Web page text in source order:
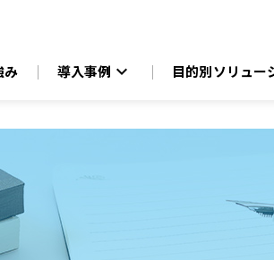
み 導入事例 expand_more 目的別ソリュー